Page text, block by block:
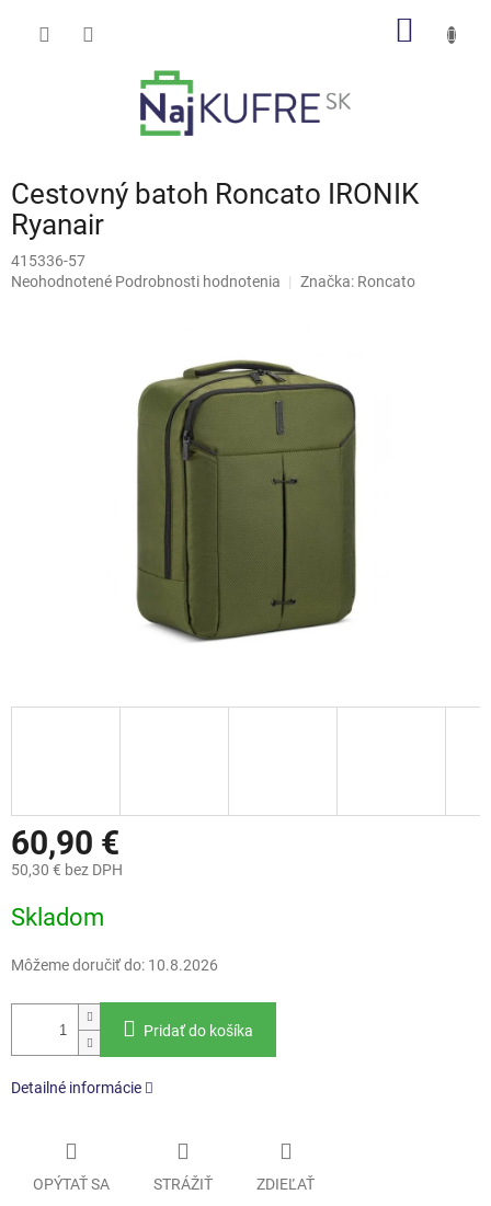
Cestovný batoh Roncato IRONIK
Ryanair
415336-57
Priemerné
Neohodnotené Podrobnosti hodnotenia Značka: Roncato
60,90 €
50,30 € bez DPH
cena:
Skladom
Môžeme doručiť do: 10.8.2026
Pridať do košíka
Detailné informácie
OPÝTAŤ SA STRÁŽIŤ ZDIEĽAŤ